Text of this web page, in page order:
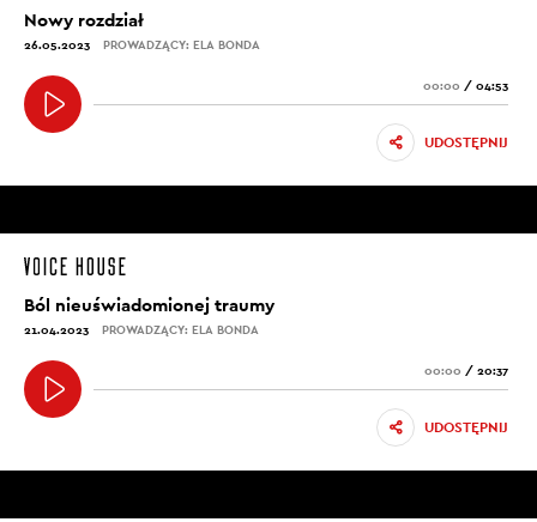
Nowy rozdział
26.05.2023 PROWADZĄCY: ELA BONDA
00:00 / 04:53
UDOSTĘPNIJ
Ból nieuświadomionej traumy
21.04.2023 PROWADZĄCY: ELA BONDA
00:00 / 20:37
UDOSTĘPNIJ